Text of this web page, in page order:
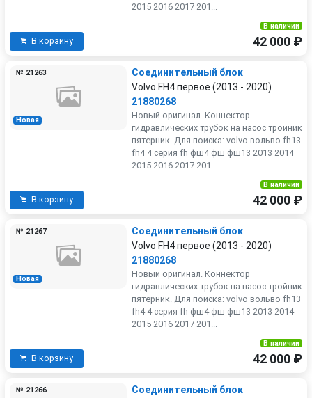
2015 2016 2017 201...
В корзину
В наличии
42 000 ₽
Новая
№ 21263
Соединительный блок
Volvo FH4 первое (2013 - 2020)
21880268
Новый оригинал. Коннектор
гидравлических трубок на насос тройник
пятерник. Для поиска: volvo вольво fh13
fh4 4 серия fh фш4 фш фш13 2013 2014
2015 2016 2017 201...
В корзину
В наличии
42 000 ₽
Новая
№ 21267
Соединительный блок
Volvo FH4 первое (2013 - 2020)
21880268
Новый оригинал. Коннектор
гидравлических трубок на насос тройник
пятерник. Для поиска: volvo вольво fh13
fh4 4 серия fh фш4 фш фш13 2013 2014
2015 2016 2017 201...
В корзину
В наличии
42 000 ₽
№ 21266
Соединительный блок